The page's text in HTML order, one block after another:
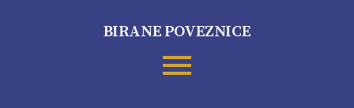
BIRANE POVEZNICE